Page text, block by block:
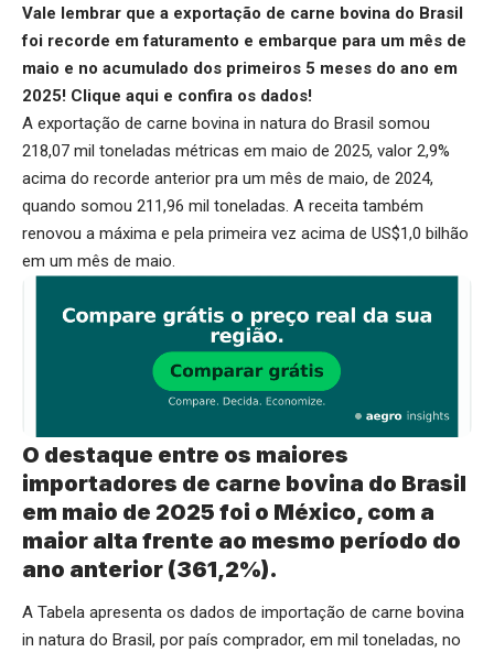
Vale lembrar que a exportação de carne bovina do Brasil
foi recorde em faturamento e embarque para um mês de
maio e no acumulado dos primeiros 5 meses do ano em
2025! Clique aqui e confira os dados!
A exportação de carne bovina in natura do Brasil somou
218,07 mil toneladas métricas em maio de 2025, valor 2,9%
acima do recorde anterior pra um mês de maio, de 2024,
quando somou 211,96 mil toneladas. A receita também
renovou a máxima e pela primeira vez acima de US$1,0 bilhão
em um mês de maio.
O destaque entre os maiores
importadores de carne bovina do Brasil
em maio de 2025 foi o México, com a
maior alta frente ao mesmo período do
ano anterior (361,2%).
A Tabela apresenta os dados de importação de carne bovina
in natura do Brasil, por país comprador, em mil toneladas, no